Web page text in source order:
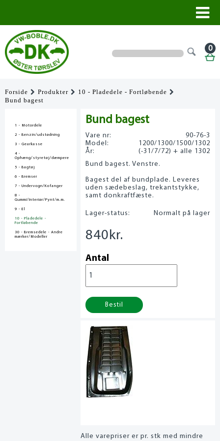
0
Forside Produkter
10 - Pladedele - Fortløbende
Bund bagest
1 - Motordele
2 - Benzin/udstødning
3 - Gearkasse
4 -
Ophæng/styretøj/dæmpere
5 - Bagtøj
6 - Bremser
7 - Undervogn/Kofanger
8 -
Gummi/Interiør/Pynt/m.m.
9 - El
10 - Pladedele -
Fortløbende
30 - Bremsedele - Andre
mærker/Modeller
Bund bagest
Vare nr:
90-76-3
Model:
1200/1300/1500/1302
År:
(-31/7/72) + alle 1302
Bund bagest. Venstre.
Bagest del af bundplade. Leveres
uden sædebeslag, trekantstykke,
samt donkraftfæste.
Lager-status: Normalt på lager
840kr.
Antal
Bestil
Alle varepriser er pr. stk med mindre